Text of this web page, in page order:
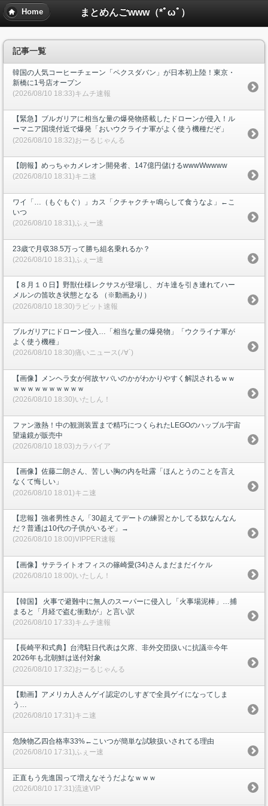
まとめんごwww（*ﾟωﾟ）
Home
記事一覧
韓国の人気コーヒーチェーン「ペクスダバン」が日本初上陸！東京・
新橋に1号店オープン
(2026/08/10 18:33)キムチ速報
【緊急】ブルガリアに相当な量の爆発物搭載したドローンが侵入！ル
ーマニア国境付近で爆発「おいウクライナ軍がよく使う機種だぞ」
(2026/08/10 18:32)おーるじゃんる
【朗報】めっちゃカメレオン開発者、147億円儲けるwwwWwwww
(2026/08/10 18:31)キニ速
ワイ「…（もぐもぐ）」カス「クチャクチャ鳴らして食うなよ」←こ
いつ
(2026/08/10 18:31)ふぇー速
23歳で月収38.5万って勝ち組名乗れるか？
(2026/08/10 18:31)ふぇー速
【８月１０日】野獣仕様レクサスが登場し、ガキ達を引き連れてハー
メルンの笛吹き状態となる （※動画あり）
(2026/08/10 18:30)ラビット速報
ブルガリアにドローン侵入…「相当な量の爆発物」「ウクライナ軍が
よく使う機種」
(2026/08/10 18:30)痛いニュース(ﾉ∀`)
【画像】メンヘラ女が何故ヤバいのかがわかりやすく解説されるｗｗ
ｗｗｗｗｗｗｗｗｗｗ
(2026/08/10 18:30)いたしん！
ファン激熱！中の観測装置まで精巧につくられたLEGOのハッブル宇宙
望遠鏡が販売中
(2026/08/10 18:03)カラパイア
【画像】佐藤二朗さん、苦しい胸の内を吐露「ほんとうのことを言え
なくて悔しい」
(2026/08/10 18:01)キニ速
【悲報】強者男性さん「30超えてデートの練習とかしてる奴なんなん
だ？普通は10代の子供がいるぞ」→
(2026/08/10 18:00)VIPPER速報
【画像】サテライトオフィスの篠崎愛(34)さんまだまだイケル
(2026/08/10 18:00)いたしん！
【韓国】 火事で避難中に無人のスーパーに侵入し「火事場泥棒」…捕
まると「月経で盗む衝動が」と言い訳
(2026/08/10 17:33)キムチ速報
【長崎平和式典】台湾駐日代表は欠席、非外交団扱いに抗議※今年
2026年も北朝鮮は送付対象
(2026/08/10 17:32)おーるじゃんる
【動画】アメリカ人さんゲイ認定のしすぎで全員ゲイになってしま
う…
(2026/08/10 17:31)キニ速
危険物乙四合格率33%←こいつが簡単な試験扱いされてる理由
(2026/08/10 17:31)ふぇー速
正直もう先進国って増えなそうだよなｗｗｗ
(2026/08/10 17:31)流速VIP